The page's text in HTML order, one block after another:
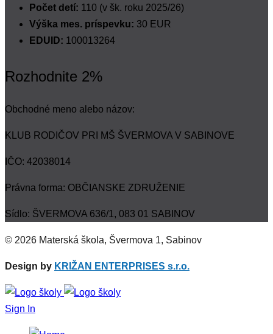
Počet detí: 110 (v šk. roku 2025/26)
Výška mes. príspevku: 30 EUR
EDUID: 100013264
Rozhodnite 2%
Obchodné meno alebo názov:
KLUB RODIČOV PRI MŠ ŠVERMOVA V SABINOVE
IČO: 42038014
Právna forma: OBČIANSKE ZDRUŽENIE
Sídlo: ŠVERMOVA 636/1, 083 01 SABINOV
© 2026 Materská škola, Švermova 1, Sabinov
Design by KRIŽAN ENTERPRISES s.r.o.
Sign In